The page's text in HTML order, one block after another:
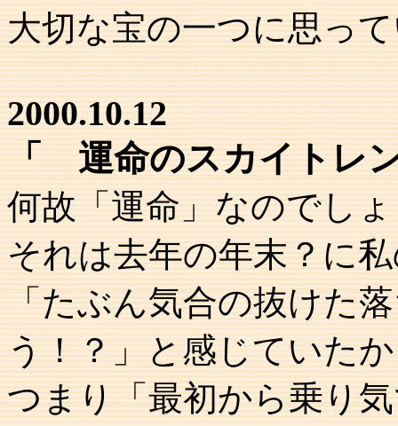
大切な宝の一つに思っ
2000.10.12
「 運命のスカイトレ
何故「運命」なのでし
それは去年の年末？に
「たぶん気合の抜けた
う！？」と感じていた
つまり「最初から乗り